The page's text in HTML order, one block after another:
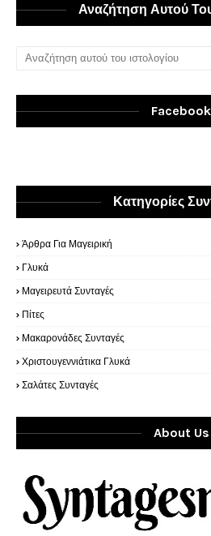
Αναζήτηση Αυτού
Facebook
Κατηγορίες
Άρθρα Για Μαγειρική
Γλυκά
Μαγειρευτά Συνταγές
Πίτες
Μακαρονάδες Συνταγές
Χριστουγεννιάτικα Γλυκά
Σαλάτες Συνταγές
About Us